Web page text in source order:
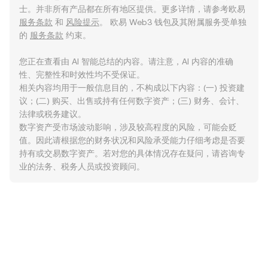
士。并非所有产品都在所有地区提供。更多详情，请参考欧易
服务条款 和 风险提示。 欧易 Web3 钱包及其附属服务受单独
的 服务条款 约束。
您正在查看由 AI 智能总结的内容。请注意，AI 内容的准确
性、完整性和时效性均不受保证。
相关内容均用于一般信息目的，不构成以下内容：(一) 投资建
议；(二) 购买、出售或持有任何数字资产；(三) 财务、会计、
法律或税务建议。
数字资产受市场波动影响，涉及较高程度的风险，可能会贬
值。因此请根据您的财务状况和风险承受能力仔细考虑是否要
持有或交易数字资产。若对您的具体情况存在疑问，请咨询专
业的法务、税务人员或投资顾问。